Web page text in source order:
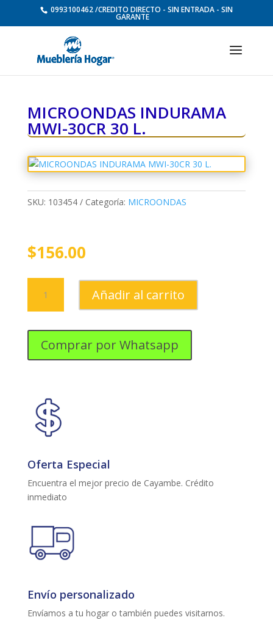
0993100462 /CREDITO DIRECTO - SIN ENTRADA - SIN
GARANTE
MICROONDAS INDURAMA
MWI-30CR 30 L.
SKU: 103454 Categoría: MICROONDAS
$156.00
MICROONDAS
INDURAMA
MWI-
Añadir al carrito
Comprar por Whatsapp
Oferta Especial
Encuentra el mejor precio de Cayambe. Crédito
inmediato
Envío personalizado
Envíamos a tu hogar o también puedes visitarnos.